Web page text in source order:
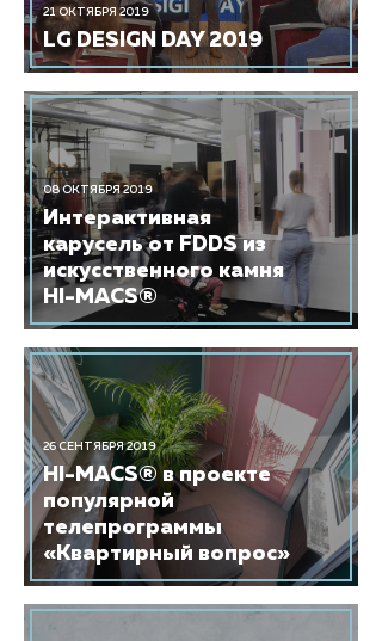
21 ОКТЯБРЯ 2019
LG DESIGN DAY 2019
08 ОКТЯБРЯ 2019
Интерактивная
карусель от FDDS из
искусственного камня
HI-MACS®
26 СЕНТЯБРЯ 2019
HI-MACS® в проекте
популярной
телепрограммы
«Квартирный вопрос»